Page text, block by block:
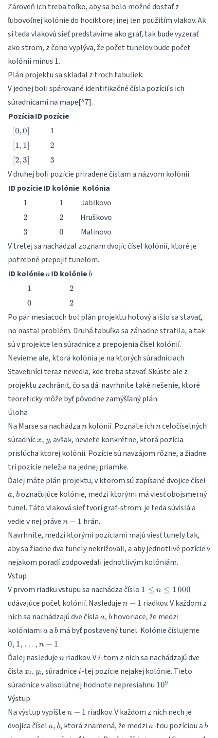
Zároveň ich treba toľko, aby sa bolo možné dostať z
ľubovoľnej kolónie do hociktorej inej len použitím vlakov. Ak
si teda vlakovú sieť predstavíme ako graf, tak bude vyzerať
ako strom, z čoho vyplýva, že počet tunelov bude počet
kolónií mínus 1
1.
Plán projektu sa skladal z troch tabuliek:
V jednej boli spárované identifikačné čísla pozícií s ich
súradnicami na mape[^7].
PozíciaID pozície
[0,
0]
0,0 1
1
[1,
1]
1, 1 2
2
[2,
3]
2,3 3
3
V druhej boli pozície priradené číslam a názvom kolónií.
ID pozícieID kolónie Kolónia
1
1 1
1 Jablkovo
2
2 2
2 Hruškovo
3
3 0
0
Malinovo
V tretej sa nachádzal zoznam dvojíc čísel kolónií, ktoré je
potrebné prepojiť tunelom.
ID kolóniea
aID kolónieb
b
1
1 2
2
0
0 2
2
Po pár mesiacoch bol plán projektu hotový a išlo sa stavať,
no nastal problém. Druhá tabuľka sa záhadne stratila, a tak
sú v projekte len súradnice a prepojenia čísel kolónií.
Nevieme ale, ktorá kolónia je na ktorých súradniciach.
Stavebníci teraz nevedia, kde treba stavať. Skúste ale z
projektu zachrániť, čo sa dá: navrhnite také riešenie, ktoré
teoreticky môže byť pôvodne zamýšľaný plán.
Úloha
Na Marse sa nachádza n
n kolónií. Poznáte ich n
nceločíselných
súradníc x,
x, y, avšak, neviete konkrétne, ktorá pozícia
prislúcha ktorej kolónii. Pozície sú navzájom rôzne, a žiadne
tri pozície neležia na jednej priamke.
Ďalej máte plán projektu, v ktorom sú zapísané dvojice čísel
b
a, boznačujúce kolónie, medzi ktorými má viesť obojsmerný
tunel. Táto vlaková sieť tvorí graf-strom: je teda súvislá a
vedie v nej práve n-
n − 1 hrán.
Navrhnite, medzi ktorými pozíciami majú viesť tunely tak,
aby sa žiadne dva tunely nekrižovali, a aby jednotlivé pozície v
nejakom poradí zodpovedali jednotlivým kolóniám.
Vstup
V prvom riadku vstupu sa nachádza číslo 1 \leq
1\,000
1 ≤ n ≤ 1000
udávajúce počet kolónií. Nasleduje n
1
n − 1 riadkov. V každom z
nich sa nachádzajú dve čísla a,
a, bhovoriace, že medzi
kolóniami a
aa b
bmá byť postavený tunel. Kolónie číslujeme
0, 1, … , n − 1.
Ďalej nasleduje n
n riadkov. Vi
i-tom z nich sa nachádzajú dve
čísla x_i,
xi, yi , súradnicei
i-tej pozície nejakej kolónie. Tieto
súradnice v absolútnej hodnote nepresiahnu 10^9
109.
Výstup
Na výstup vypíšte n
1
n − 1 riadkov. V každom z nich nech je
dvojica čísel a,
a, b, ktorá znamená, že medzi a
a-tou pozíciou a b
b